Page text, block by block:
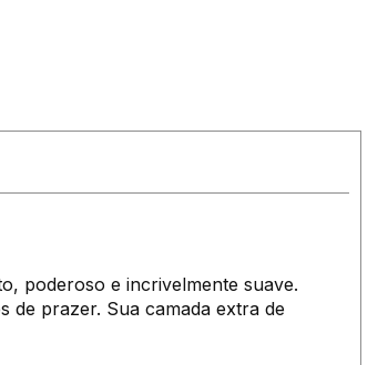
poderoso e incrivelmente suave.
de prazer. Sua camada extra de